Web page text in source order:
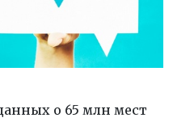
о 65 млн мест